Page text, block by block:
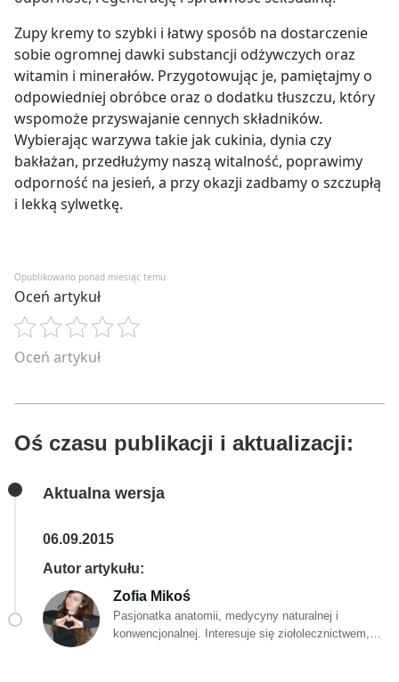
Zupy kremy to szybki i łatwy sposób na dostarczenie
sobie ogromnej dawki substancji odżywczych oraz
witamin i minerałów. Przygotowując je, pamiętajmy o
odpowiedniej obróbce oraz o dodatku tłuszczu, który
wspomoże przyswajanie cennych składników.
Wybierając warzywa takie jak cukinia, dynia czy
bakłażan, przedłużymy naszą witalność, poprawimy
odporność na jesień, a przy okazji zadbamy o szczupłą
i lekką sylwetkę.
Opublikowano ponad miesiąc temu
Oceń artykuł
Oceń artykuł
Oś czasu publikacji i aktualizacji:
Aktualna wersja
06.09.2015
Autor artykułu:
Zofia Mikoś
Pasjonatka anatomii, medycyny naturalnej i
konwencjonalnej. Interesuje się ziołolecznictwem,